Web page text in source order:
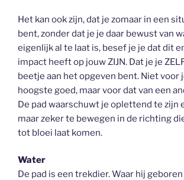
Het kan ook zijn, dat je zomaar in een
bent, zonder dat je je daar bewust van
eigenlijk al te laat is, besef je je dat dit
impact heeft op jouw ZIJN. Dat je je
beetje aan het opgeven bent. Niet voor
hoogste goed, maar voor dat van een
De pad waarschuwt je oplettend te zijn
maar zeker te bewegen in de richting
tot bloei laat komen.
Water
De pad is een trekdier. Waar hij